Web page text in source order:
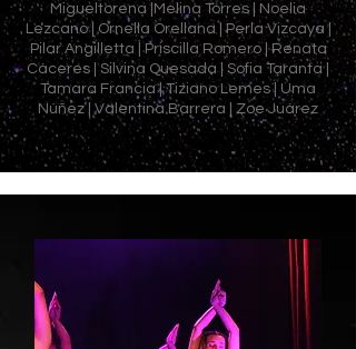
Migueltorena |Melina Torres | Noelia
Lezcano |Ornella Orellana |Perla Vizcaya |
Pilar Angilletta | Priscilla Romero | Renata
Cáceres | Silvina Quesada | Sofia Taranta |
Tamara Francia | Tiziano Lemes | Uma
Núñez | Valentina Barrera | Zoe Juárez